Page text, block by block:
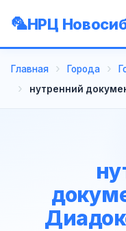
НРЦ
Главная Города
нутренний